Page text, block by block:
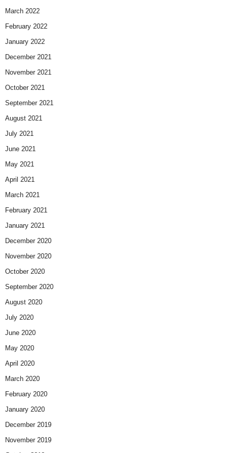
March 2022
February 2022
January 2022
December 2021
November 2021
October 2021
September 2021
August 2021
July 2021
June 2021
May 2021
April 2021
March 2021
February 2021
January 2021
December 2020
November 2020
October 2020
September 2020
August 2020
July 2020
June 2020
May 2020
April 2020
March 2020
February 2020
January 2020
December 2019
November 2019